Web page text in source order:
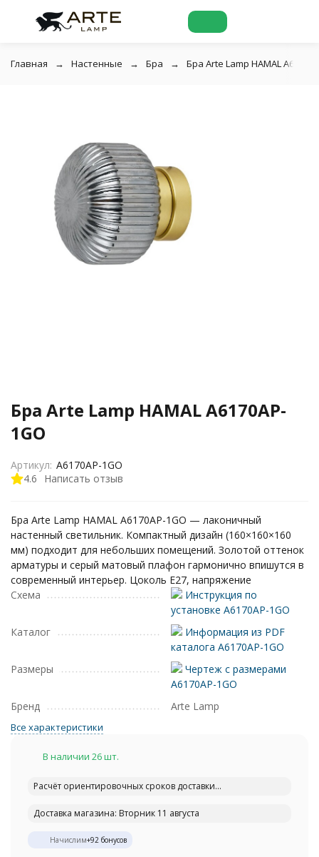
Главная Настенные Бра Бра Arte Lamp HAMAL
Бра Arte Lamp HAMAL A6170AP-
1GO
4.6 Написать отзыв
Артикул: A6170AP-1GO
Бра Arte Lamp HAMAL A6170AP-1GO — лаконичный
настенный светильник. Компактный дизайн (160×160×160
мм) подходит для небольших помещений. Золотой оттенок
арматуры и серый матовый плафон гармонично впишутся в
современный интерьер. Цоколь E27, напряжение
Схема
Инструкция по
установке A6170AP-1GO
Каталог
Информация из PDF
каталога A6170AP-1GO
Размеры
Чертеж с размерами
A6170AP-1GO
Бренд
Arte Lamp
Все характеристики
В наличии 26 шт.
Расчёт ориентировочных сроков доставки...
Доставка магазина: Вторник 11 августа
Начислим+92 бонусов